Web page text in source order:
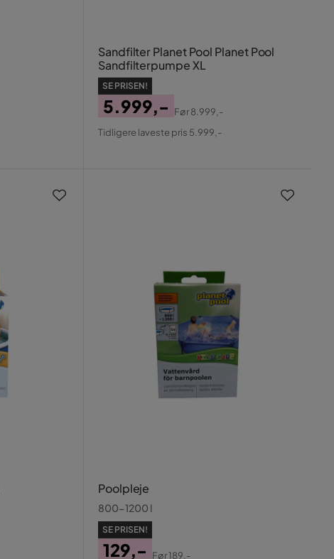
Sandfilter Planet Pool Planet Pool
Sandfilterpumpe XL
SE PRISEN!
Pris
5.999,-
Original
Før8.999,-
Tidligere laveste pris 5.999,-
Poolpleje
800-1200 l
SE PRISEN!
129,-
Før189,-